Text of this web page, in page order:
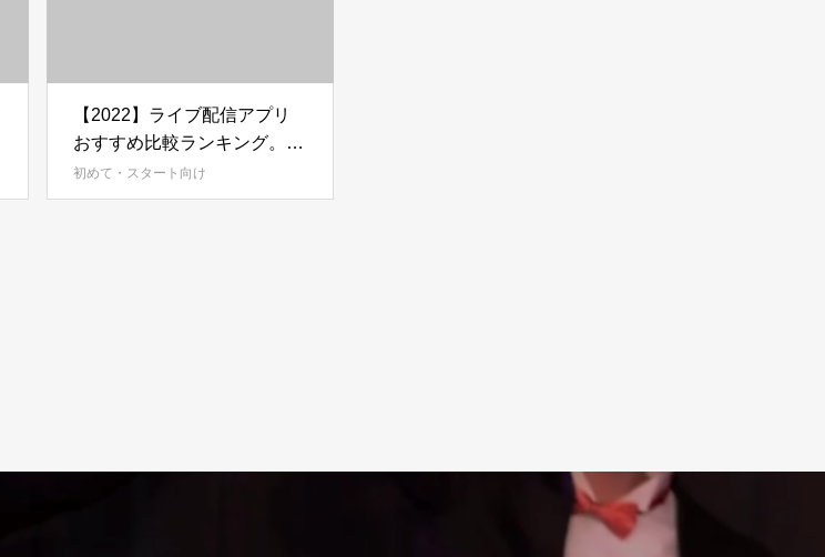
【2022】ライブ配信アプリ
おすすめ比較ランキング。人
気生放送アプリを徹底解説
初めて・スタート向け